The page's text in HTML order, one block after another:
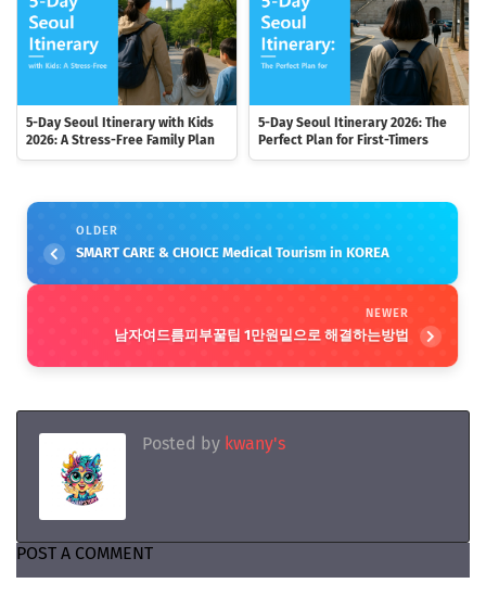
5-Day Seoul Itinerary with Kids
2026: A Stress-Free Family Plan
5-Day Seoul Itinerary 2026: The
Perfect Plan for First-Timers
OLDER
SMART CARE & CHOICE Medical Tourism in KOREA
NEWER
남자여드름피부꿀팁 1만원밑으로 해결하는방법
Posted by kwany's
POST A COMMENT